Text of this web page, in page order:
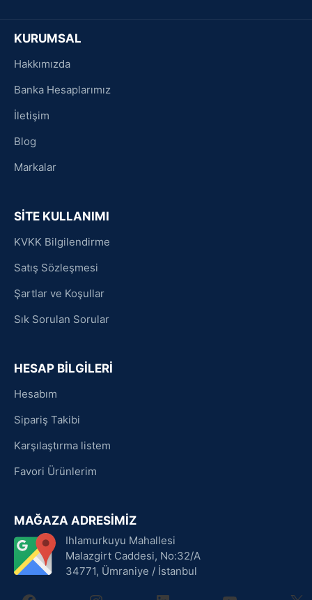
KURUMSAL
Hakkımızda
Banka Hesaplarımız
İletişim
Blog
Markalar
SİTE KULLANIMI
KVKK Bilgilendirme
Satış Sözleşmesi
Şartlar ve Koşullar
Sık Sorulan Sorular
HESAP BİLGİLERİ
Hesabım
Sipariş Takibi
Karşılaştırma listem
Favori Ürünlerim
MAĞAZA ADRESİMİZ
Ihlamurkuyu Mahallesi
Malazgirt Caddesi, No:32/A
34771, Ümraniye / İstanbul